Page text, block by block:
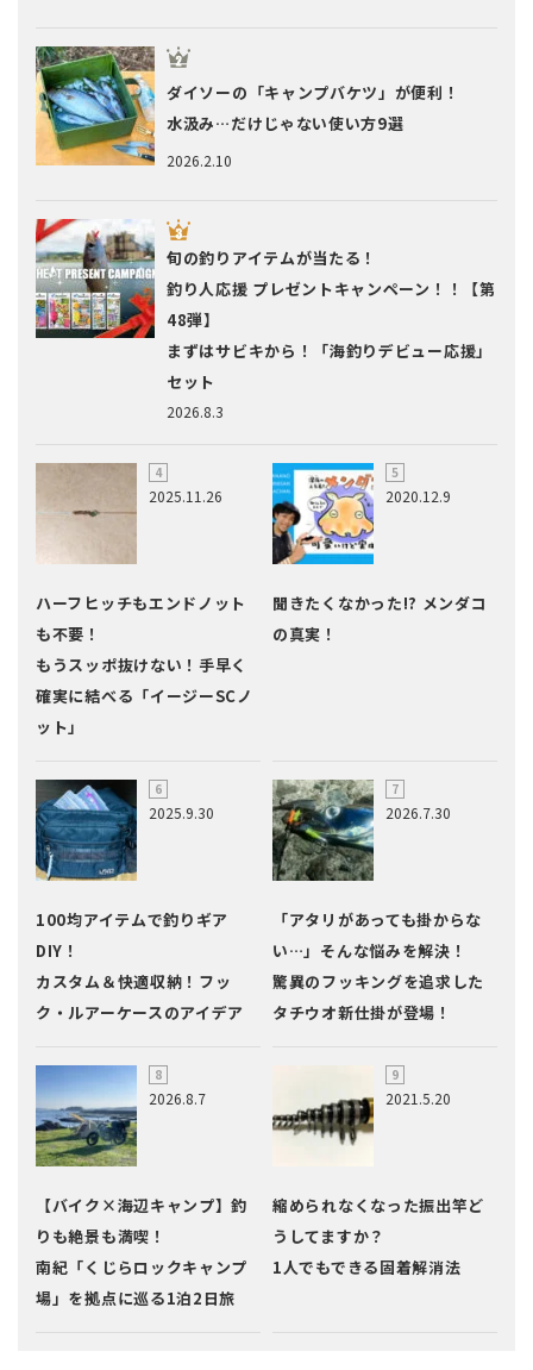
2026.2.10
ダイソーの「キャンプバケツ」が便利！
水汲み…だけじゃない使い方9選
2026.8.3
旬の釣りアイテムが当たる！
釣り人応援 プレゼントキャンペーン！！【第
48弾】
まずはサビキから！「海釣りデビュー応援」
セット
2025.11.26
ハーフヒッチもエンドノット
も不要！
もうスッポ抜けない！手早く
確実に結べる「イージーSCノ
ット」
2020.12.9
聞きたくなかった!? メンダコ
の真実！
2025.9.30
100均アイテムで釣りギア
DIY！
カスタム＆快適収納！フッ
ク・ルアーケースのアイデア
2026.7.30
「アタリがあっても掛からな
い…」そんな悩みを解決！
驚異のフッキングを追求した
タチウオ新仕掛が登場！
2026.8.7
【バイク×海辺キャンプ】釣
りも絶景も満喫！
南紀「くじらロックキャンプ
場」を拠点に巡る1泊2日旅
2021.5.20
縮められなくなった振出竿ど
うしてますか？
1人でもできる固着解消法